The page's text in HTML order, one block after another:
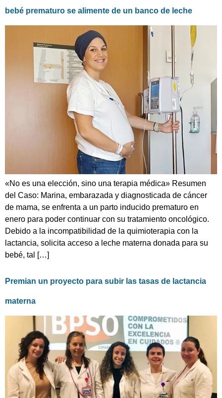
bebé prematuro se alimente de un banco de leche
«No es una elección, sino una terapia médica» Resumen
del Caso: Marina, embarazada y diagnosticada de cáncer
de mama, se enfrenta a un parto inducido prematuro en
enero para poder continuar con su tratamiento oncológico.
Debido a la incompatibilidad de la quimioterapia con la
lactancia, solicita acceso a leche materna donada para su
bebé, tal […]
Premian un proyecto para subir las tasas de lactancia
materna